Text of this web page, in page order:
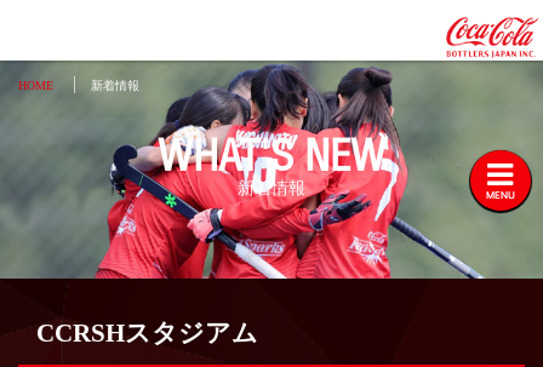
HOME 新着情報
WHAT'S NEW
新着情報
CCRSHスタジアム
MENU